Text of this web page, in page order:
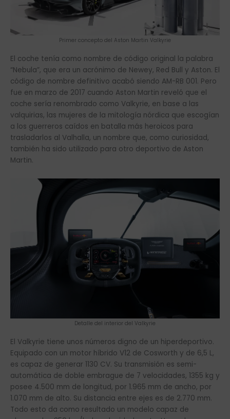
Primer concepto del Aston Martin Valkyrie
El coche tenía como nombre de código original la palabra
“Nebula”, que era un acrónimo de Newey, Red Bull y Aston. El
código de nombre definitivo acabó siendo AM-RB 001. Pero
fue en marzo de 2017 cuando Aston Martin reveló que el
coche sería renombrado como Valkyrie, en base a las
valquirias, las mujeres de la mitología nórdica que escogían
a los guerreros caídos en batalla más heroicos para
trasladarlos al Valhalla, un nombre que, como curiosidad,
también ha sido utilizado para otro deportivo de Aston
Martin.
Detalle del interior del Valkyrie
El Valkyrie tiene unos números digno de un hiperdeportivo.
Equipado con un motor híbrido V12 de Cosworth y de 6,5 L,
es capaz de generar 1130 CV. Su transmisión es semi-
automática de doble embrague de 7 velocidades, 1355 kg y
posee 4.500 mm de longitud, por 1.965 mm de ancho, por
1.070 mm de alto. Su distancia entre ejes es de 2.770 mm.
Todo esto da como resultado un modelo capaz de